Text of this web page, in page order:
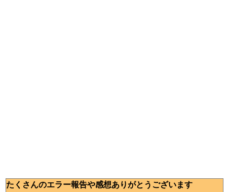
たくさんのエラー報告や感想ありがとうございます